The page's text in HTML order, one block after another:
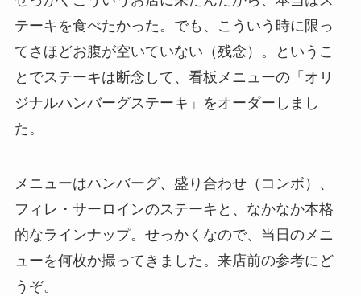
テーキを食べたかった。でも、こういう時に限っ
てさほどお腹が空いていない（残念）。というこ
とでステーキは断念して、看板メニューの「オリ
ジナルハンバーグステーキ」をオーダーしまし
た。
メニューはハンバーグ、盛り合わせ（コンボ）、
フィレ・サーロインのステーキと、なかなか本格
的なラインナップ。せっかくなので、当日のメニ
ューを何枚か撮ってきました。来店前の参考にど
うぞ。